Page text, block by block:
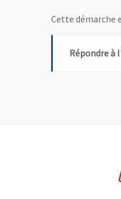
Cette démarche
Répondre à